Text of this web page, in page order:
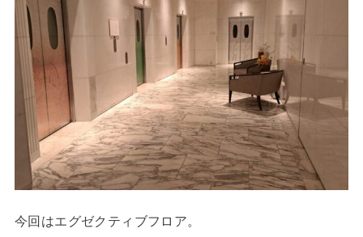
今回はエグゼクティブフロア。